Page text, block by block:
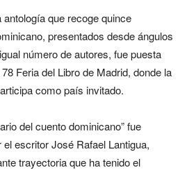
antología que recoge quince
presentados desde ángulos
número de autores, fue puesta
Feria del Libro de Madrid, donde la
como país invitado.
del cuento dominicano” fue
escritor José Rafael Lantigua,
trayectoria que ha tenido el